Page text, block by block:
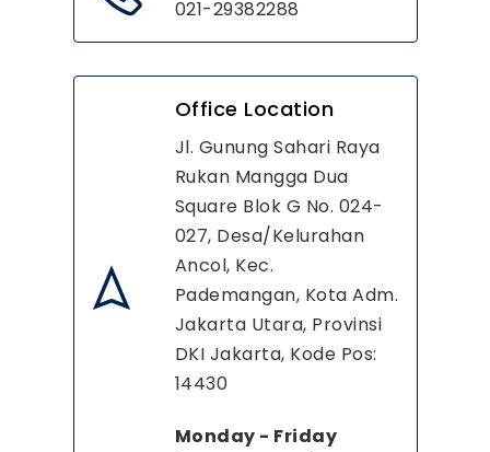
021-29382288
Office Location
Jl. Gunung Sahari Raya
Rukan Mangga Dua
Square Blok G No. 024-
027, Desa/Kelurahan
Ancol, Kec.
Pademangan, Kota Adm.
Jakarta Utara, Provinsi
DKI Jakarta, Kode Pos:
14430
Monday - Friday